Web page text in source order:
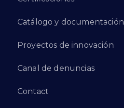
Catálogo y documentación
Proyectos de innovación
Canal de denuncias
Contact